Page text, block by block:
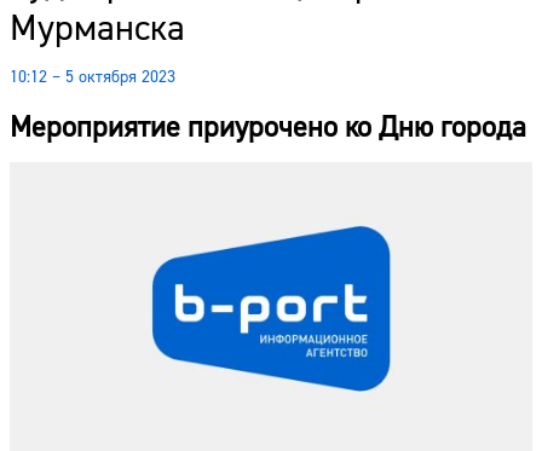
Мурманска
10:12 – 5 октября 2023
Мероприятие приурочено ко Дню города
Фоторепортажи
Погода
Курсы валют